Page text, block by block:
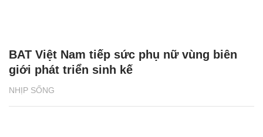
NHỊP SỐNG
BAT Việt Nam tiếp sức phụ nữ vùng biên
giới phát triển sinh kế